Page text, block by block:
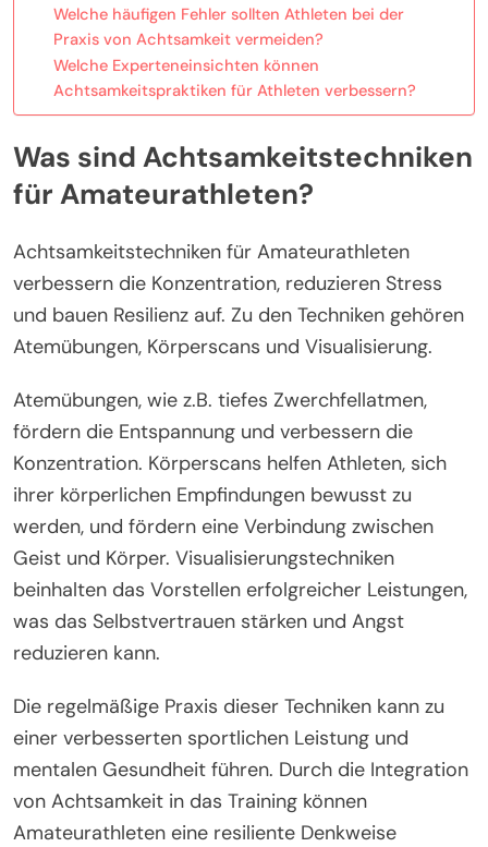
Welche häufigen Fehler sollten Athleten bei der
Praxis von Achtsamkeit vermeiden?
Welche Experteneinsichten können
Achtsamkeitspraktiken für Athleten verbessern?
Was sind Achtsamkeitstechniken
für Amateurathleten?
Achtsamkeitstechniken für Amateurathleten
verbessern die Konzentration, reduzieren Stress
und bauen Resilienz auf. Zu den Techniken gehören
Atemübungen, Körperscans und Visualisierung.
Atemübungen, wie z.B. tiefes Zwerchfellatmen,
fördern die Entspannung und verbessern die
Konzentration. Körperscans helfen Athleten, sich
ihrer körperlichen Empfindungen bewusst zu
werden, und fördern eine Verbindung zwischen
Geist und Körper. Visualisierungstechniken
beinhalten das Vorstellen erfolgreicher Leistungen,
was das Selbstvertrauen stärken und Angst
reduzieren kann.
Die regelmäßige Praxis dieser Techniken kann zu
einer verbesserten sportlichen Leistung und
mentalen Gesundheit führen. Durch die Integration
von Achtsamkeit in das Training können
Amateurathleten eine resiliente Denkweise